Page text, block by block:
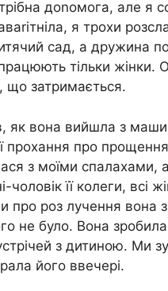
доnомога, але я
я трохи
сад, а дружина
тільки жінки.
що затримається.
як вона вийшла з
прохання про
з моїми спалахами,
чоловік її колеги, всі
про роз лучення
не було. Вона
з дитиною. Ми
його ввечері.